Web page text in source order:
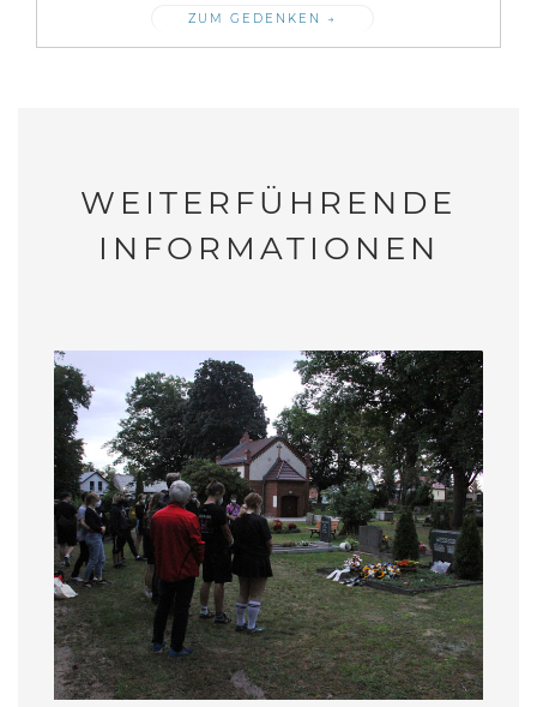
ZUM GEDENKEN →
WEITERFÜHRENDE
INFORMATIONEN